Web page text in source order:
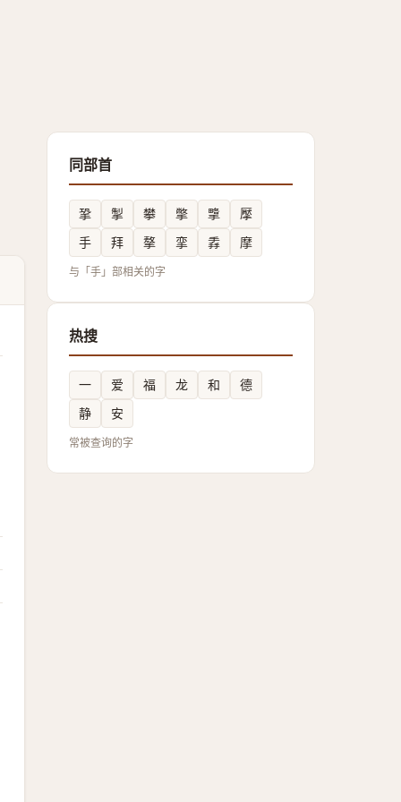
同部首
㧬 掣 攀 撆 㨼
擪
手
拜 摮 挛 掱 摩
与「手」部相关的字
热搜
一 爱 福 龙 和
德
静
安
常被查询的字